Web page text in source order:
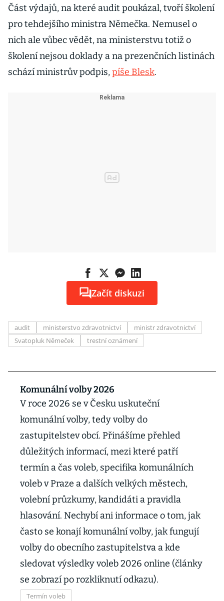
Část výdajů, na které audit poukázal, tvoří školení
pro tehdejšího ministra Němečka. Nemusel o
nich ale vůbec vědět, na ministerstvu totiž o
školení nejsou doklady a na prezenčních listinách
schází ministrův podpis,píše Blesk.
Začít diskuzi
audit ministerstvo zdravotnictví
ministr zdravotnictví
Svatopluk Němeček
trestní oznámení
Komunální volby 2026
V roce 2026 se v Česku uskuteční
komunální volby, tedy volby do
zastupitelstev obcí. Přinášíme přehled
důležitých informací, mezi které patří
termín a čas voleb, specifika komunálních
voleb v Praze a dalších velkých městech,
volební průzkumy, kandidáti a pravidla
hlasování. Nechybí ani informace o tom, jak
často se konají komunální volby, jak fungují
volby do obecního zastupitelstva a kde
sledovat výsledky voleb 2026 online (články
se zobrazí po rozkliknutí odkazu).
Termín voleb